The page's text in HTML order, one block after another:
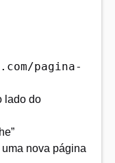
pagina-
lado do
nova página